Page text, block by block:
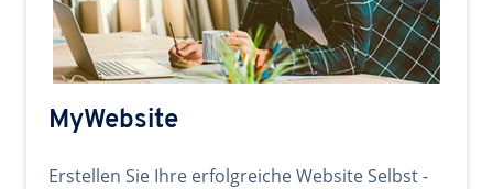
MyWebsite
Erstellen Sie Ihre erfolgreiche Website Selbst -